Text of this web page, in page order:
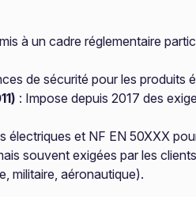
à un cadre réglementaire
de sécurité pour les
: Impose depuis 2017 des
électriques et NF EN 50XXX
souvent exigées par les
militaire, aéronautique).